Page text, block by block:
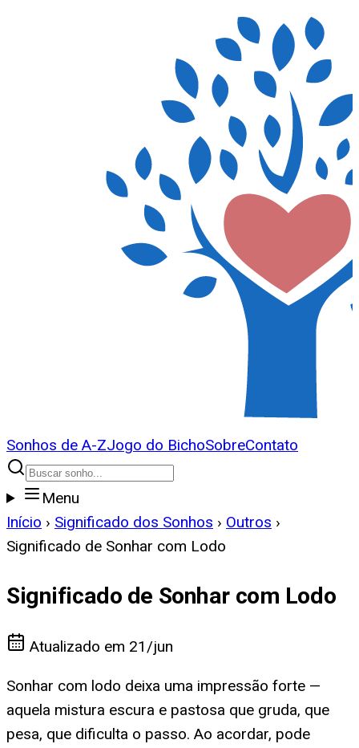
Sonhos de A-ZJogo do BichoSobreContato
Menu
Início › Significado dos Sonhos › Outros ›
Significado de Sonhar com Lodo
Significado de Sonhar com Lodo
Atualizado em 21/jun
Sonhar com lodo deixa uma impressão forte —
aquela mistura escura e pastosa que gruda, que
pesa, que dificulta o passo. Ao acordar, pode